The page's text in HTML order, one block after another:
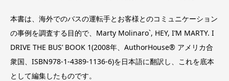
本書は、海外でのバスの運転手とお客様とのコミュニケーション
の事例を調査する目的で、Marty Molinaro`, HEY, I’M MARTY. I
DRIVE THE BUS’ BOOK 1(2008年、AuthorHouse® アメリカ合
衆国、ISBN978-1-4389-1136-6)を日本語に翻訳し、これを底本
として編集したものです。